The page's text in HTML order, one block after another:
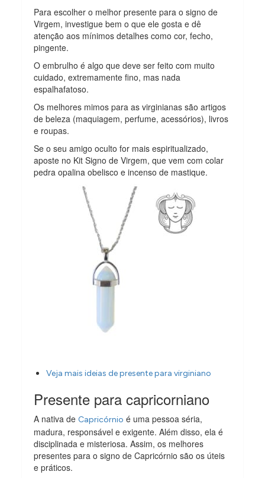
Para escolher o melhor presente para o signo de
Virgem, investigue bem o que ele gosta e dê
atenção aos mínimos detalhes como cor, fecho,
pingente.
O embrulho é algo que deve ser feito com muito
cuidado, extremamente fino, mas nada
espalhafatoso.
Os melhores mimos para as virginianas são artigos
de beleza (maquiagem, perfume, acessórios), livros
e roupas.
Se o seu amigo oculto for mais espiritualizado,
aposte no Kit Signo de Virgem, que vem com colar
pedra opalina obelisco e incenso de mastique.
Veja mais ideias de presente para virginiano
Presente para capricorniano
A nativa de Capricórnio é uma pessoa séria,
madura, responsável e exigente. Além disso, ela é
disciplinada e misteriosa. Assim, os melhores
presentes para o signo de Capricórnio são os úteis
e práticos.